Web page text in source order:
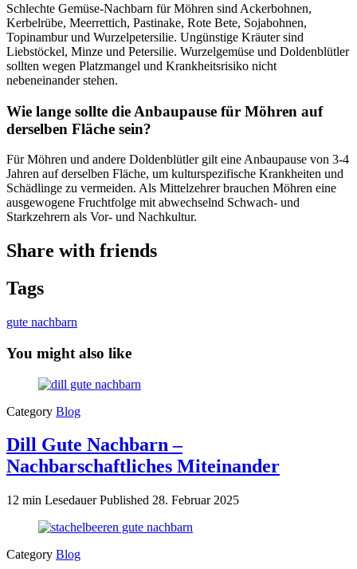
Schlechte Gemüse-Nachbarn für Möhren sind Ackerbohnen,
Kerbelrübe, Meerrettich, Pastinake, Rote Bete, Sojabohnen,
Topinambur und Wurzelpetersilie. Ungünstige Kräuter sind
Liebstöckel, Minze und Petersilie. Wurzelgemüse und Doldenblütler
sollten wegen Platzmangel und Krankheitsrisiko nicht
nebeneinander stehen.
Wie lange sollte die Anbaupause für Möhren auf
derselben Fläche sein?
Für Möhren und andere Doldenblütler gilt eine Anbaupause von 3-4
Jahren auf derselben Fläche, um kulturspezifische Krankheiten und
Schädlinge zu vermeiden. Als Mittelzehrer brauchen Möhren eine
ausgewogene Fruchtfolge mit abwechselnd Schwach- und
Starkzehrern als Vor- und Nachkultur.
Share with friends
Tags
gute nachbarn
You might also like
Category Blog
Dill Gute Nachbarn –
Nachbarschaftliches Miteinander
12 min LesedauerPublished 28. Februar 2025
Category Blog